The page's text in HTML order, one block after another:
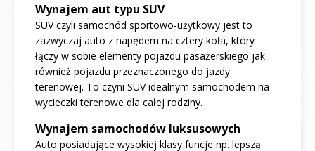
Wynajem aut typu SUV
SUV czyli samochód sportowo-użytkowy jest to
zazwyczaj auto z napędem na cztery koła, który
łączy w sobie elementy pojazdu pasażerskiego jak
również pojazdu przeznaczonego do jazdy
terenowej. To czyni SUV idealnym samochodem na
wycieczki terenowe dla całej rodziny.
Wynajem samochodów luksusowych
Auto posiadające wysokiej klasy funcje np. lepszą